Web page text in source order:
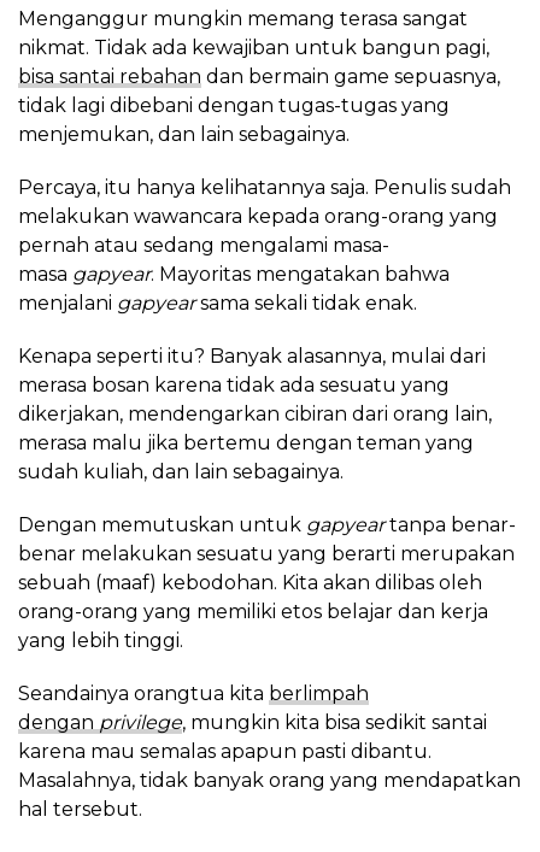
Menganggur mungkin memang terasa sangat
nikmat. Tidak ada kewajiban untuk bangun pagi,
bisa santai rebahan dan bermain game sepuasnya,
tidak lagi dibebani dengan tugas-tugas yang
menjemukan, dan lain sebagainya.
Percaya, itu hanya kelihatannya saja. Penulis sudah
melakukan wawancara kepada orang-orang yang
pernah atau sedang mengalami masa-
masa gapyear. Mayoritas mengatakan bahwa
menjalani gapyearsama sekali tidak enak.
Kenapa seperti itu? Banyak alasannya, mulai dari
merasa bosan karena tidak ada sesuatu yang
dikerjakan, mendengarkan cibiran dari orang lain,
merasa malu jika bertemu dengan teman yang
sudah kuliah, dan lain sebagainya.
Dengan memutuskan untuk gapyeartanpa benar-
benar melakukan sesuatu yang berarti merupakan
sebuah (maaf) kebodohan. Kita akan dilibas oleh
orang-orang yang memiliki etos belajar dan kerja
yang lebih tinggi.
Seandainya orangtua kita berlimpah
dengan privilege, mungkin kita bisa sedikit santai
karena mau semalas apapun pasti dibantu.
Masalahnya, tidak banyak orang yang mendapatkan
hal tersebut.